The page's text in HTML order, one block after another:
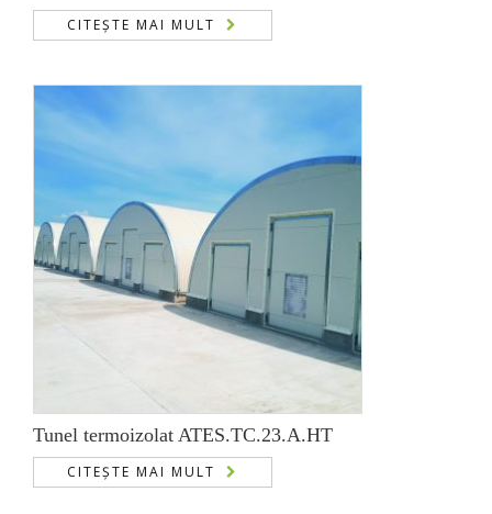
CITEȘTE MAI MULT
Tunel termoizolat ATES.TC.23.A.HT
CITEȘTE MAI MULT